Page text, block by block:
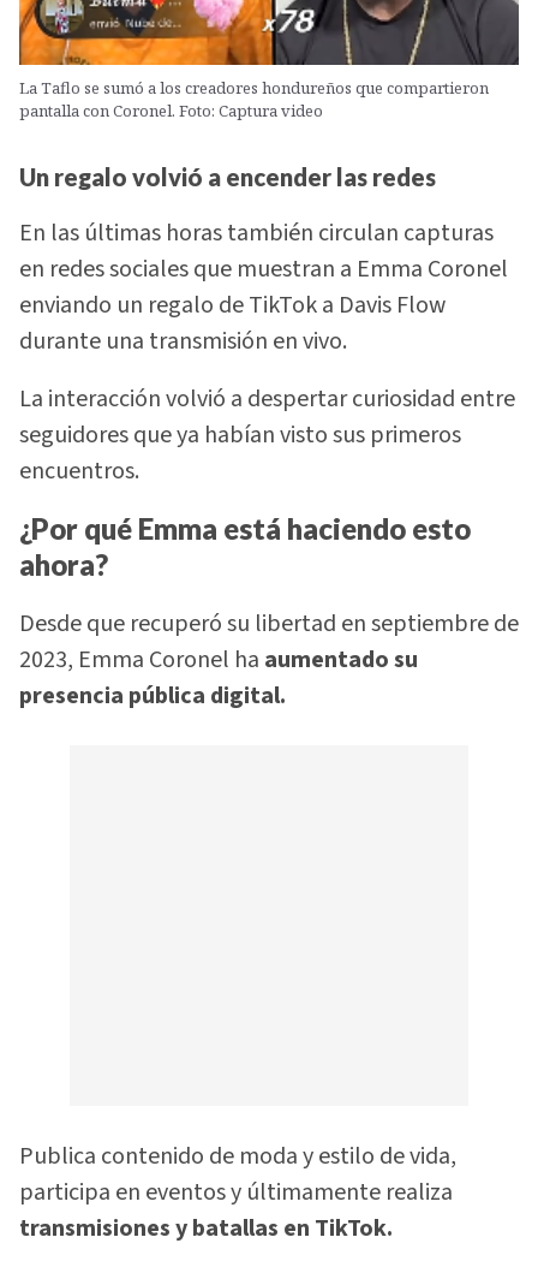
La Taflo se sumó a los creadores hondureños que compartieron
pantalla con Coronel. Foto: Captura video
Un regalo volvió a encender las redes
En las últimas horas también circulan capturas
en redes sociales que muestran a Emma Coronel
enviando un regalo de TikTok a Davis Flow
durante una transmisión en vivo.
La interacción volvió a despertar curiosidad entre
seguidores que ya habían visto sus primeros
encuentros.
¿Por qué Emma está haciendo esto
ahora?
Desde que recuperó su libertad en septiembre de
2023, Emma Coronel ha aumentado su
presencia pública digital.
Publica contenido de moda y estilo de vida,
participa en eventos y últimamente realiza
transmisiones y batallas en TikTok.